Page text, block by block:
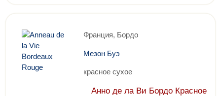
Франция, Бордо
Мезон Буэ
красное сухое
Анно де ла Ви Бордо Красное